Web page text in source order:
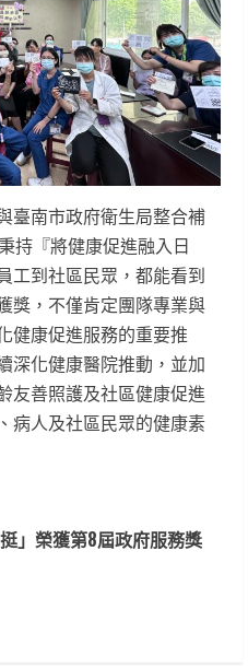
臺南市政府衛生局整合補
持『將健康促進融入日
工到社區民眾，都能看到
獎，不僅肯定團隊專業與
健康促進服務的重要推
深化健康醫院推動，並加
友善照護及社區健康促進
病人及社區民眾的健康素
」榮獲第8屆政府服務獎